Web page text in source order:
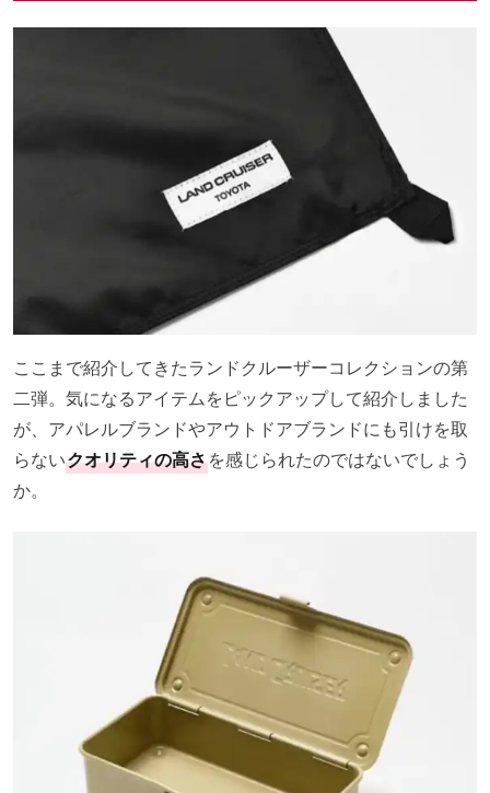
ここまで紹介してきたランドクルーザーコレクションの第
二弾。気になるアイテムをピックアップして紹介しました
が、アパレルブランドやアウトドアブランドにも引けを取
らないクオリティの高さを感じられたのではないでしょう
か。